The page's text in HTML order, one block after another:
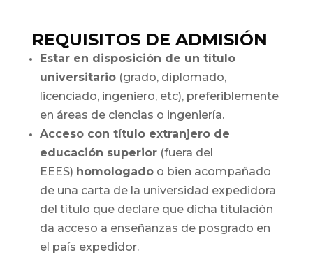
REQUISITOS DE ADMISIÓN
Estar en disposición de un título
universitario(grado, diplomado,
licenciado, ingeniero, etc), preferiblemente
en áreas de ciencias o ingeniería.
Acceso con título extranjero de
educación superior(fuera del
EEES) homologadoo bien acompañado
de una carta de la universidad expedidora
del título que declare que dicha titulación
da acceso a enseñanzas de posgrado en
el país expedidor.